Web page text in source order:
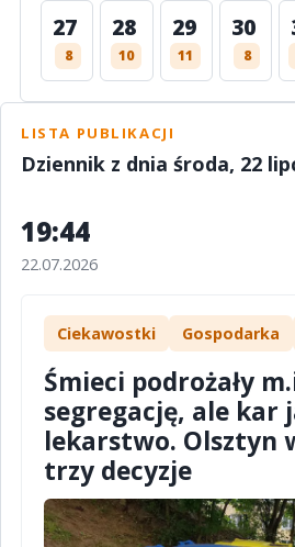
27
8
28
10
29
11
30
8
LISTA PUBLIKACJI
Dziennik z dnia środa, 22
19:44
22.07.2026
Ciekawostki Gospodarka
Śmieci podrożały
segregację, ale kar
lekarstwo. Olsztyn
trzy decyzje